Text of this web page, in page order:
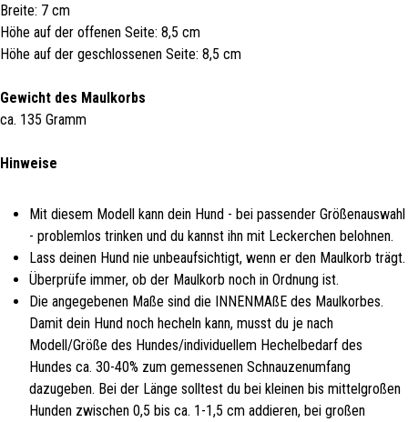
Breite: 7 cm
Höhe auf der offenen Seite: 8,5 cm
Höhe auf der geschlossenen Seite: 8,5 cm
Gewicht des Maulkorbs
ca. 135 Gramm
Hinweise
Mit diesem Modell kann dein Hund - bei passender Größenauswahl
- problemlos trinken und du kannst ihn mit Leckerchen belohnen.
Lass deinen Hund nie unbeaufsichtigt, wenn er den Maulkorb trägt.
Überprüfe immer, ob der Maulkorb noch in Ordnung ist.
Die angegebenen Maße sind die INNENMAßE des Maulkorbes.
Damit dein Hund noch hecheln kann, musst du je nach
Modell/Größe des Hundes/individuellem Hechelbedarf des
Hundes ca. 30-40% zum gemessenen Schnauzenumfang
dazugeben. Bei der Länge solltest du bei kleinen bis mittelgroßen
Hunden zwischen 0,5 bis ca. 1-1,5 cm addieren, bei großen